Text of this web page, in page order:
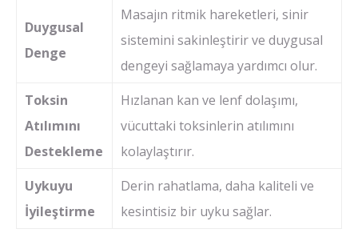
Duygusal
Denge
Masajın ritmik hareketleri, sinir
sistemini sakinleştirir ve duygusal
dengeyi sağlamaya yardımcı olur.
Toksin
Atılımını
Destekleme
Hızlanan kan ve lenf dolaşımı,
vücuttaki toksinlerin atılımını
kolaylaştırır.
Uykuyu
İyileştirme
Derin rahatlama, daha kaliteli ve
kesintisiz bir uyku sağlar.